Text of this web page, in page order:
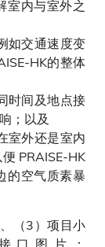
室内与室外之
如交通速度变
HK的整体
时间及地点接
；以及
室外还是室内
PRAISE-HK
的空气质素暴
（3）项目小
口图片：